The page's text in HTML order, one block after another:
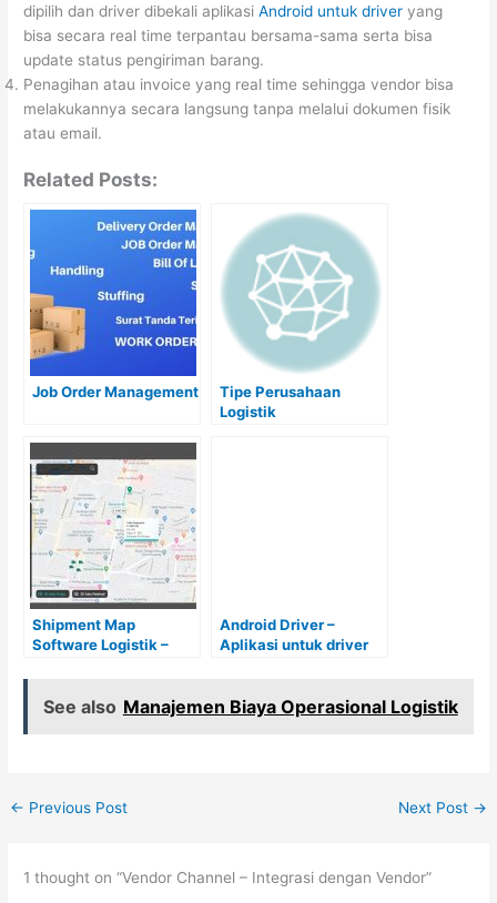
dipilih dan driver dibekali aplikasiAndroid untuk driver yang
bisa secara real time terpantau bersama-sama serta bisa
update status pengiriman barang.
Penagihan atau invoice yang real time sehingga vendor bisa
melakukannya secara langsung tanpa melalui dokumen fisik
atau email.
Related Posts:
Job Order Management
Tipe Perusahaan
Logistik
Shipment Map
Software Logistik –
Android Driver –
Aplikasi untuk driver
See also Manajemen Biaya Operasional Logistik
← Previous Post Next Post →
1 thought on “Vendor Channel – Integrasi dengan Vendor”